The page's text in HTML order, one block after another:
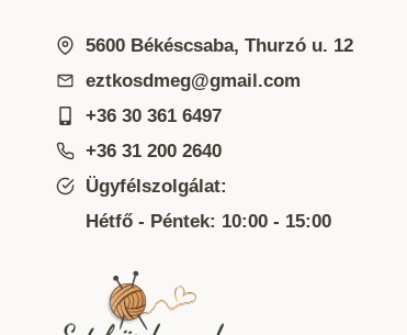
5600 Békéscsaba, Thurzó u. 12
eztkosdmeg@gmail.com
+36 30 361 6497
+36 31 200 2640
Ügyfélszolgálat:
Hétfő - Péntek: 10:00 - 15:00